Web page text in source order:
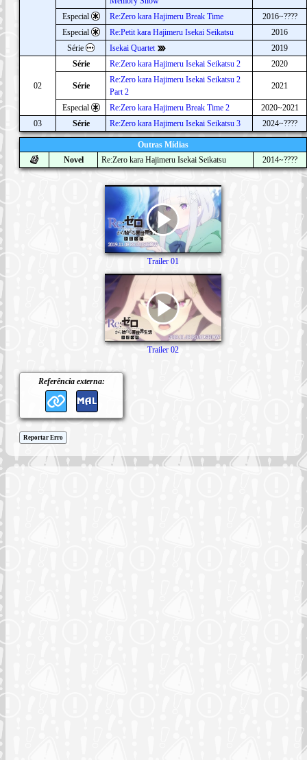
Especial Re:Zero kara Hajimeru Break Time
2016~????
Especial
Re:Petit kara Hajimeru Isekai Seikatsu
2016
Série
Isekai Quartet 2019
02
Série Re:Zero kara Hajimeru Isekai Seikatsu 2 2020
Série
Re:Zero kara Hajimeru Isekai Seikatsu 2
Part 2
2021
Especial Re:Zero kara Hajimeru Break Time 2
2020~2021
03
Série Re:Zero kara Hajimeru Isekai Seikatsu 3 2024~????
Outras Mídias
Novel
Re:Zero kara Hajimeru Isekai Seikatsu 2014~????
Referência externa:
Trailer 01
Trailer 02
Reportar Erro